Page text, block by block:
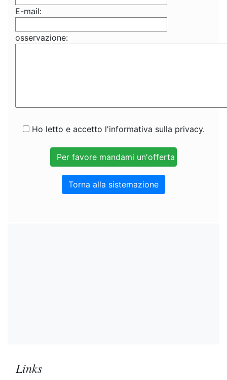
E-mail:
osservazione:
Ho letto e accetto l'informativa sulla privacy.
Torna alla sistemazione
Links